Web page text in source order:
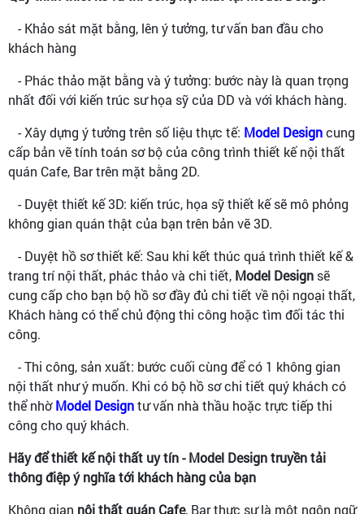
- Khảo sát mặt bằng, lên ý tưởng, tư vấn ban đầu cho
khách hàng
- Phác thảo mặt bằng và ý tưởng: bước này là quan trọng
nhất đối với kiến trúc sư họa sỹ của DD và với khách hàng.
- Xây dựng ý tưởng trên số liệu thực tế: Model Designcung
cấp bản vẽ tính toán sơ bộ của công trình thiết kế nội thất
quán Cafe, Bar trên mặt bằng 2D.
- Duyệt thiết kế 3D: kiến trúc, họa sỹ thiết kế sẽ mô phỏng
không gian quán thật của bạn trên bản vẽ 3D.
- Duyệt hồ sơ thiết kế: Sau khi kết thúc quá trình thiết kế &
trang trí nội thất, phác thảo và chi tiết, Model Design sẽ
cung cấp cho bạn bộ hồ sơ đầy đủ chi tiết về nội ngoại thất,
Khách hàng có thể chủ động thi công hoặc tìm đối tác thi
công.
- Thi công, sản xuất: bước cuối cùng để có 1 không gian
nội thất như ý muốn. Khi có bộ hồ sơ chi tiết quý khách có
thể nhờModel Designtư vấn nhà thầu hoặc trực tiếp thi
công cho quý khách.
Hãy để thiết kế nội thất uy tín - Model Design truyền tải
thông điệp ý nghĩa tới khách hàng của bạn
Không gian nội thất quán Cafe, Bar thực sự là một ngôn ngữ